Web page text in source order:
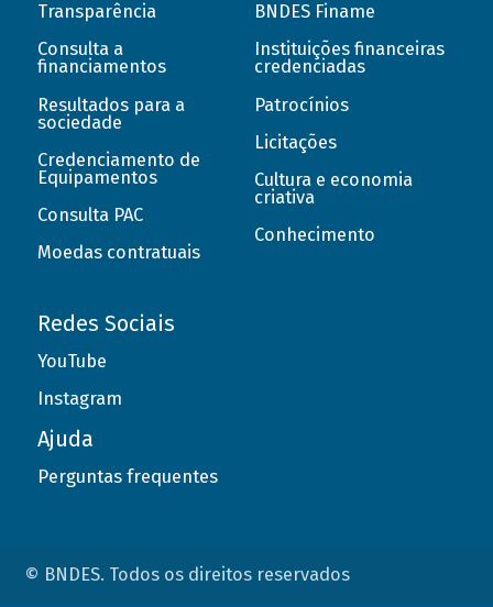
Transparência
Consulta a
financiamentos
Resultados para a
sociedade
Credenciamento de
Equipamentos
Consulta PAC
Moedas contratuais
BNDES Finame
Instituições financeiras
credenciadas
Patrocínios
Licitações
Cultura e economia
criativa
Conhecimento
Redes Sociais
YouTube
Instagram
Ajuda
Perguntas frequentes
© BNDES. Todos os direitos reservados